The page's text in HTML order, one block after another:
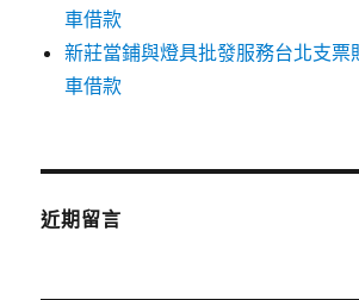
車借款
新莊當鋪與燈具批發服務台北支票
車借款
近期留言